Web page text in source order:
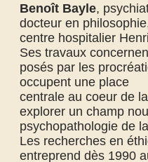
Benoît Bayle,
docteur en
centre hospitalier
Ses travaux
posés par les
occupent une place
centrale au coeur de
explorer un champ
psychopathologie de
Les recherches en
entreprend dès 1990